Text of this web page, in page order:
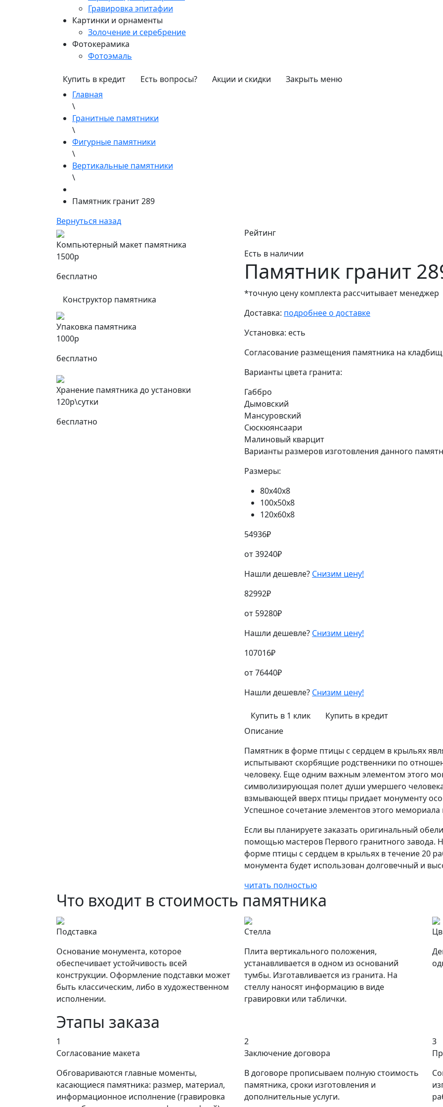
Гравировка эпитафии
Картинки и орнаменты
Золочение и серебрение
Фотокерамика
Фотоэмаль
Купить в кредит Есть вопросы? Акции и скидки
Закрыть меню
Главная
\
Гранитные памятники
\
Фигурные памятники
\
Вертикальные памятники
\
Памятник гранит 289
Вернуться назад
Компьютерный макет памятника
1500р
бесплатно
Конструктор памятника
Упаковка памятника
1000р
бесплатно
Хранение памятника до установки
120р\сутки
бесплатно
Рейтинг
Есть в наличии
Памятник гранит
*точную цену комплекта рассчитывает менеджер
Доставка: подробнее о доставке
Установка: есть
Согласование размещения памятника на
Варианты цвета гранита:
Габбро
Дымовский
Мансуровский
Сюскюянсаари
Малиновый кварцит
Варианты размеров изготовления данного
Размеры:
80х40х8
100х50х8
120х60х8
54936₽
от39240₽
Нашли дешевле? Снизим цену!
82992₽
от 59280₽
Нашли дешевле? Снизим цену!
107016₽
от76440₽
Нашли дешевле? Снизим цену!
Купить в 1 клик
Купить в кредит
Описание
Памятник в форме птицы с сердцем в крыльях
испытывают скорбящие родственники по
человеку. Еще одним важным элементом этого
символизирующая полет души умершего
взмывающей вверх птицы придает монументу
Успешное сочетание элементов этого мемориала
Если вы планируете заказать оригинальный
помощью мастеров Первого гранитного завода.
форме птицы с сердцем в крыльях в течение 20
монумента будет использован долговечный и
читать полностью
Что входит в стоимость памятника
Подставка
Основание монумента, которое
обеспечивает устойчивость всей
конструкции. Оформление подставки может
быть классическим, либо в художественном
исполнении.
Стелла
Плита вертикального положения,
устанавливается в одном из оснований
тумбы. Изготавливается из гранита. На
стеллу наносят информацию в виде
гравировки или таблички.
Этапы заказа
1
Согласование макета
Обговариваются главные моменты,
касающиеся памятника: размер, материал,
информационное исполнение (гравировка
2
Заключение договора
В договоре прописываем полную стоимость
памятника, сроки изготовления и
дополнительные услуги.
3